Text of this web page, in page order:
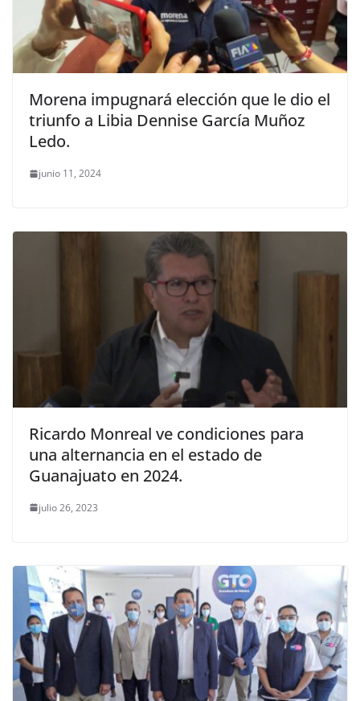
Morena impugnará elección que le dio el
triunfo a Libia Dennise García Muñoz
Ledo.
junio 11, 2024
Ricardo Monreal ve condiciones para
una alternancia en el estado de
Guanajuato en 2024.
julio 26, 2023